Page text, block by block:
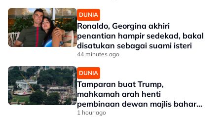
DUNIA
Ronaldo, Georgina akhiri
penantian hampir sedekad, bakal
disatukan sebagai suami isteri
44 minutes ago
DUNIA
Tamparan buat Trump,
mahkamah arah henti
pembinaan dewan majlis baharu
White House bernilai RM1.6 bilion
1 hour ago